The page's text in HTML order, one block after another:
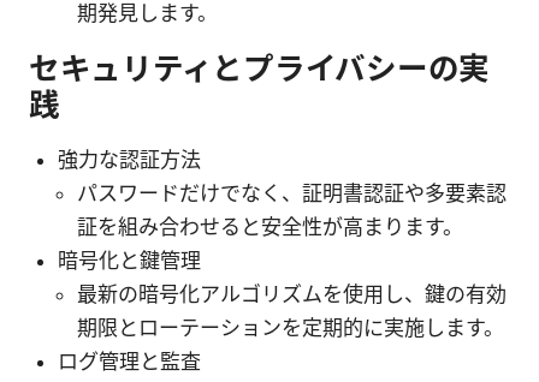
期発見します。
セキュリティとプライバシーの実
践
強力な認証方法
パスワードだけでなく、証明書認証や多要素認
証を組み合わせると安全性が高まります。
暗号化と鍵管理
最新の暗号化アルゴリズムを使用し、鍵の有効
期限とローテーションを定期的に実施します。
ログ管理と監査